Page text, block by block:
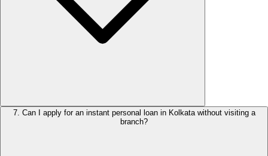
7. Can I apply for an instant personal loan in Kolkata without visiting a
branch?